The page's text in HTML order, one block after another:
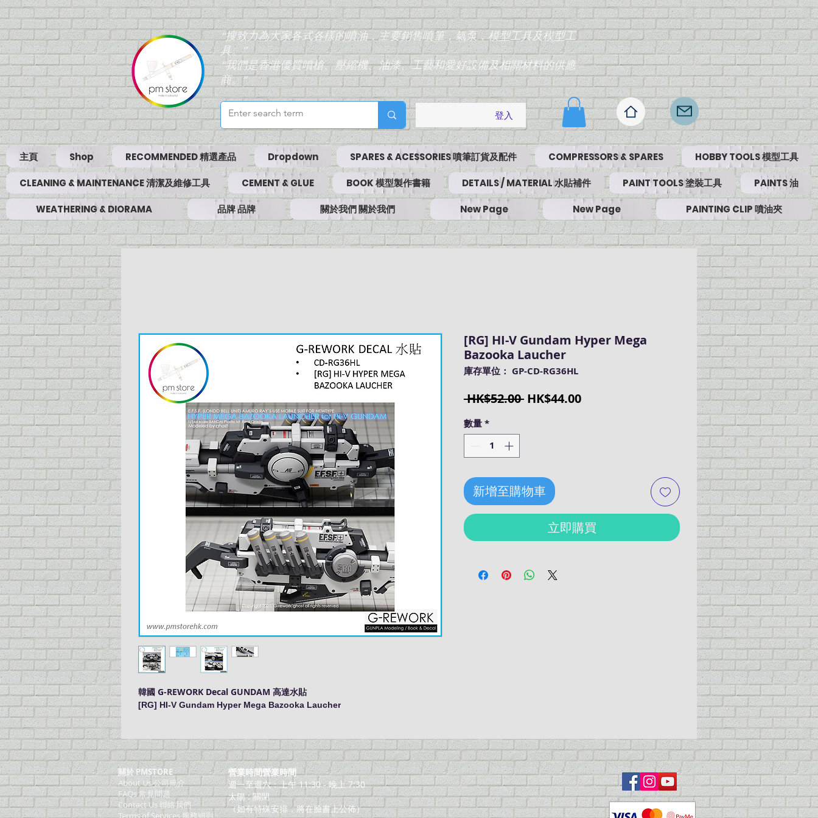
“搜致力為大家各式各樣的噴油，主要銷售噴筆，氣泵，模型工具及模型工
具。”
“我們是香港優質噴槍、壓縮機、油漆、工藝和愛好設備及相關材料的供應
商。”
登入
主頁 Shop RECOMMENDED 精選產品 Dropdown SPARES & ACESSORIES 噴筆訂貨及配件 COMPRESSORS & SPARES HOBBY TOOLS 模型工具
CLEANING & MAINTENANCE 清潔及維修工具 CEMENT & GLUE BOOK 模型製作書籍 DETAILS / MATERIAL 水貼補件 PAINT TOOLS 塗裝工具 PAINTS 油
WEATHERING & DIORAMA 品牌 品牌 關於我們 關於我們 New Page New Page PAINTING CLIP 噴油夾
韓國 G-REWORK Decal GUNDAM 高達水貼
[RG] HI-V Gundam Hyper Mega Bazooka Laucher
[RG] HI-V Gundam Hyper Mega
Bazooka Laucher
庫存單位： GP-CD-RG36HL
HK$52.00 一
HK$44.00促
數量*
新增至購物車
立即購買
關於 PMSTORE
About Us 公司簡介
FAQs 常見問題
Contact Us 聯絡我們
​Terms of Services 服務細則
營業時間營業時間
週一至週六：上午 11:30 - 晚上 7:30
太陽 : 關閉
（如有特殊安排，將在臉書上公佈）